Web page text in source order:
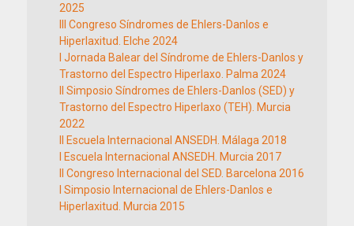
2025
III Congreso Síndromes de Ehlers-Danlos e
Hiperlaxitud. Elche 2024
I Jornada Balear del Síndrome de Ehlers-Danlos y
Trastorno del Espectro Hiperlaxo. Palma 2024
II Simposio Síndromes de Ehlers-Danlos (SED) y
Trastorno del Espectro Hiperlaxo (TEH). Murcia
2022
II Escuela Internacional ANSEDH. Málaga 2018
I Escuela Internacional ANSEDH. Murcia 2017
II Congreso Internacional del SED. Barcelona 2016
I Simposio Internacional de Ehlers-Danlos e
Hiperlaxitud. Murcia 2015